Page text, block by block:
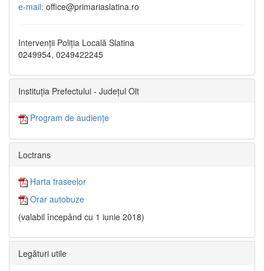
e-mail: office@primariaslatina.ro
Intervenții Poliția Locală Slatina
0249954, 0249422245
Instituția Prefectului - Județul Olt
Program de audiențe
Loctrans
Harta traseelor
Orar autobuze
(valabil începând cu 1 iunie 2018)
Legături utile